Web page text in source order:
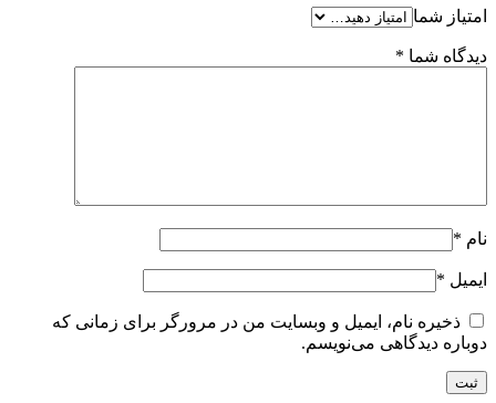
امتیاز شما
دیدگاه شما *
نام *
ایمیل *
ذخیره نام، ایمیل و وبسایت من در مرورگر برای زمانی که
دوباره دیدگاهی می‌نویسم.